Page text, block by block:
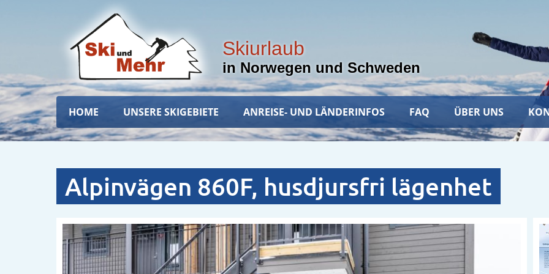
Skiurlaub
in Norwegen und Schweden
Hauptnavigation
HOME UNSERE SKIGEBIETE ANREISE- UND LÄNDERINFOS FAQ ÜBER UNS
Alpinvägen 860F, husdjursfri lägenhet